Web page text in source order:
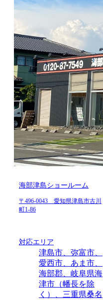
海部津島ショールーム
〒496-0043 愛知県津島市古川
町1-86
対応エリア
津島市、弥富市、
愛西市、あま市、
海部郡、岐阜県海
津市（幡長を除
く）、三重県桑名